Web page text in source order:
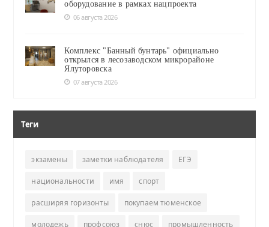
оборудование в рамках нацпроекта
06 августа 2026
Комплекс "Банный бунтарь" официально
открылся в лесозаводском микрорайоне
Ялуторовска
07 августа 2026
Теги
экзамены заметки наблюдателя ЕГЭ
национальности имя спорт
расширяя горизонты покупаем тюменское
молодежь профсоюз снюс промышленность